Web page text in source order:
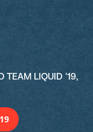
TEAM LIQUID '19,